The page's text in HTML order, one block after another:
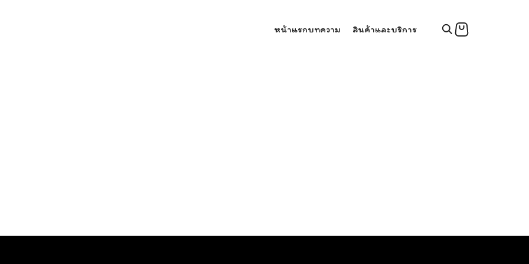
หน้าแรกบทความ สินค้าและบริการ